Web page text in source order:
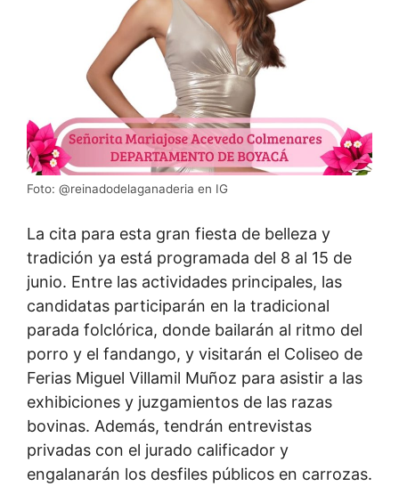
Foto: @reinadodelaganaderia en IG
La cita para esta gran fiesta de belleza y
tradición ya está programada del 8 al 15 de
junio. Entre las actividades principales, las
candidatas participarán en la tradicional
parada folclórica, donde bailarán al ritmo del
porro y el fandango, y visitarán el Coliseo de
Ferias Miguel Villamil Muñoz para asistir a las
exhibiciones y juzgamientos de las razas
bovinas. Además, tendrán entrevistas
privadas con el jurado calificador y
engalanarán los desfiles públicos en carrozas.